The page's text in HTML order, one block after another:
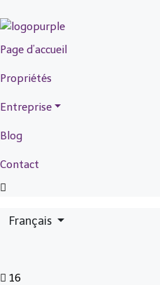
Page d’accueil
Propriétés
Entreprise
Blog
Contact
Français
16